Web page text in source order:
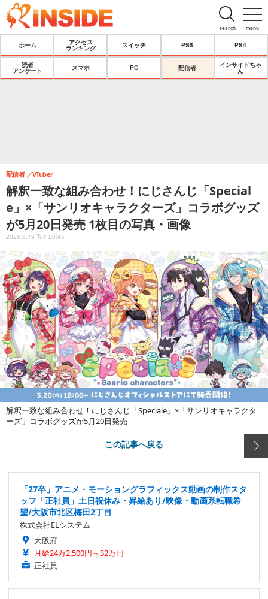
menu
search
ホーム
アクセス
ランキング
スイッチ PS5 PS4
読者
アンケート
スマホ PC 配信者
インサイドちゃ
ん
解釈一致な組み合わせ！にじさんじ「Special
e」×「サンリオキャラクターズ」コラボグッズ
が5月20日発売 1枚目の写真・画像
配信者 VTuber
2026.5.19 Tue 20:45
解釈一致な組み合わせ！にじさんじ「Speciale」×「サンリオキャラクタ
ーズ」コラボグッズが5月20日発売
この記事へ戻る
「27卒」アニメ・モーショングラフィックス動画の制作スタ
ッフ「正社員」土日祝休み・昇給あり/映像・動画系転職希
望/大阪市北区梅田2丁目
株式会社ELシステム
大阪府
月給24万2,500円～32万円
正社員